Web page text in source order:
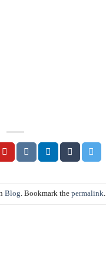
Blog. Bookmark the permalink.